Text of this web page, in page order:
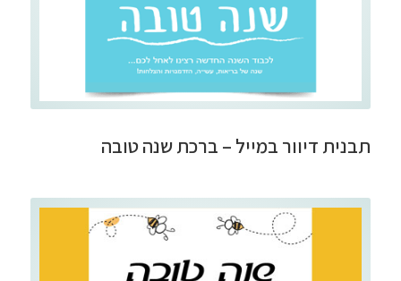
תבנית דיוור במייל – ברכת שנה טובה